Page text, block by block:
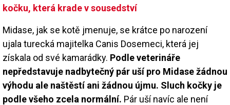
kočku, která krade v sousedství
Midase, jak se kotě jmenuje, se krátce po narození
ujala turecká majitelka Canis Dosemeci, která jej
získala od své kamarádky. Podle veterináře
nepředstavuje nadbytečný pár uší pro Midase žádnou
výhodu ale naštěstí ani žádnou újmu. Sluch kočky je
podle všeho zcela normální. Pár uší navíc ale není